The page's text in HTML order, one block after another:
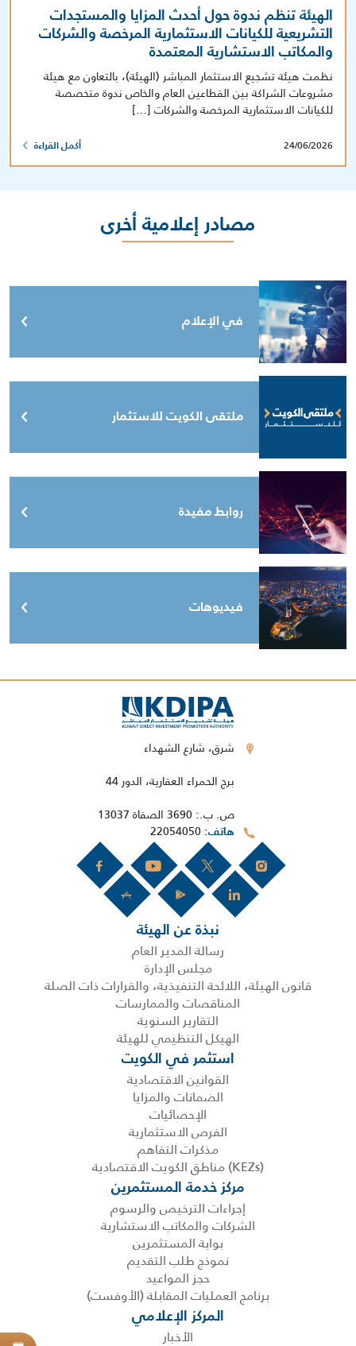
الهيئة تنظم ندوة حول أحدث المزايا والمستجدات
التشريعية للكيانات الاستثمارية المرخصة والشركات
والمكاتب الاستشارية المعتمدة
نظمت هيئة تشجيع الاستثمار المباشر (الهيئة)، بالتعاون مع هيئة
مشروعات الشراكة بين القطاعين العام والخاص ندوة متخصصة
للكيانات الاستثمارية المرخصة والشركات […]
24/06/2026 أكمل القراءة
مصادر إعلامية أخرى
في الإعلام
ملتقى الكويت للاستثمار
روابط مفيدة
فيديوهات
شرق، شارع الشهداء
برج الحمراء العقارية، الدور 44
ص. ب.: 3690 الصفاة 13037
هاتف
نبذة عن الهيئة
رسالة المدير العام
مجلس الإدارة
قانون الهيئة، اللائحة التنفيذية، والقرارات ذات الصلة
المناقصات والممارسات
التقارير السنوية
الهيكل التنظيمي للهيئة
استثمر في الكويت
القوانين الاقتصادية
الضمانات والمزايا
الإحصائيات
الفرص الاستثمارية
مذكرات التفاهم
(KEZs) مناطق الكويت الاقتصادية
مركز خدمة المستثمرين
إجراءات الترخيص والرسوم
الشركات والمكاتب الاستشارية
بوابة المستثمرين
نموذج طلب التقديم
حجز المواعيد
برنامج العمليات المقابلة (الأوفست)
المركز الإعلامي
الأخبار